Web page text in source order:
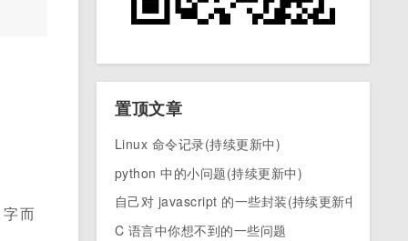
而
置顶文章
Linux 命令记录(持续更新中)
python 中的小问题(持续更新中)
自己对 javascript 的一些封装(持续更新中)
C 语言中你想不到的一些问题